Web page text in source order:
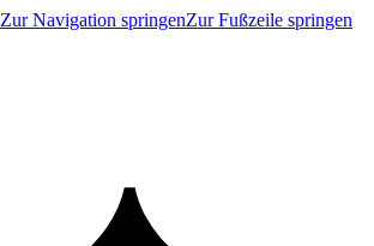
Zur Navigation springenZur Fußzeile springen